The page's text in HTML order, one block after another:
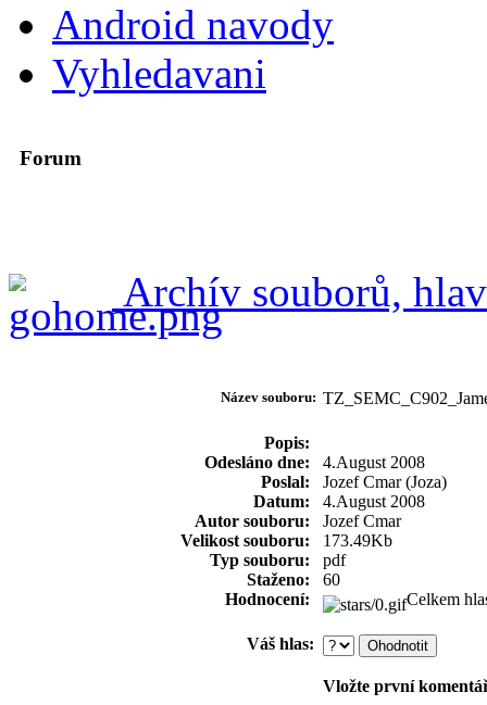
Android navody
Vyhledavani
Forum
Archív souborů,
Název souboru:
Popis:
Odesláno dne:
4.August 2008
Poslal:
Jozef Cmar (Joza)
Datum:
4.August 2008
Autor souboru:
Jozef Cmar
Velikost souboru:
173.49Kb
Typ souboru:
pdf
Staženo:
60
Hodnocení:
Celkem
Váš hlas:
Vložte první